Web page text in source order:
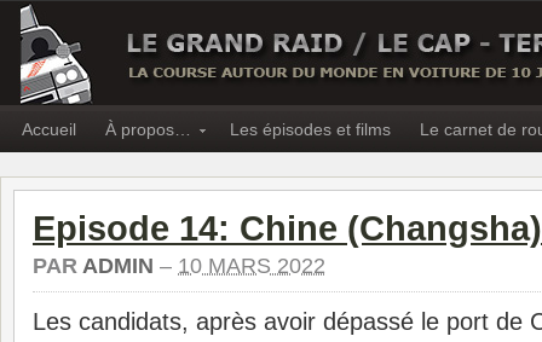
Accueil À propos… Les épisodes et films Le carnet de
Episode 14: Chine (Changsha)
PAR ADMIN – 10 MARS 2022
Les candidats, après avoir dépassé le port de